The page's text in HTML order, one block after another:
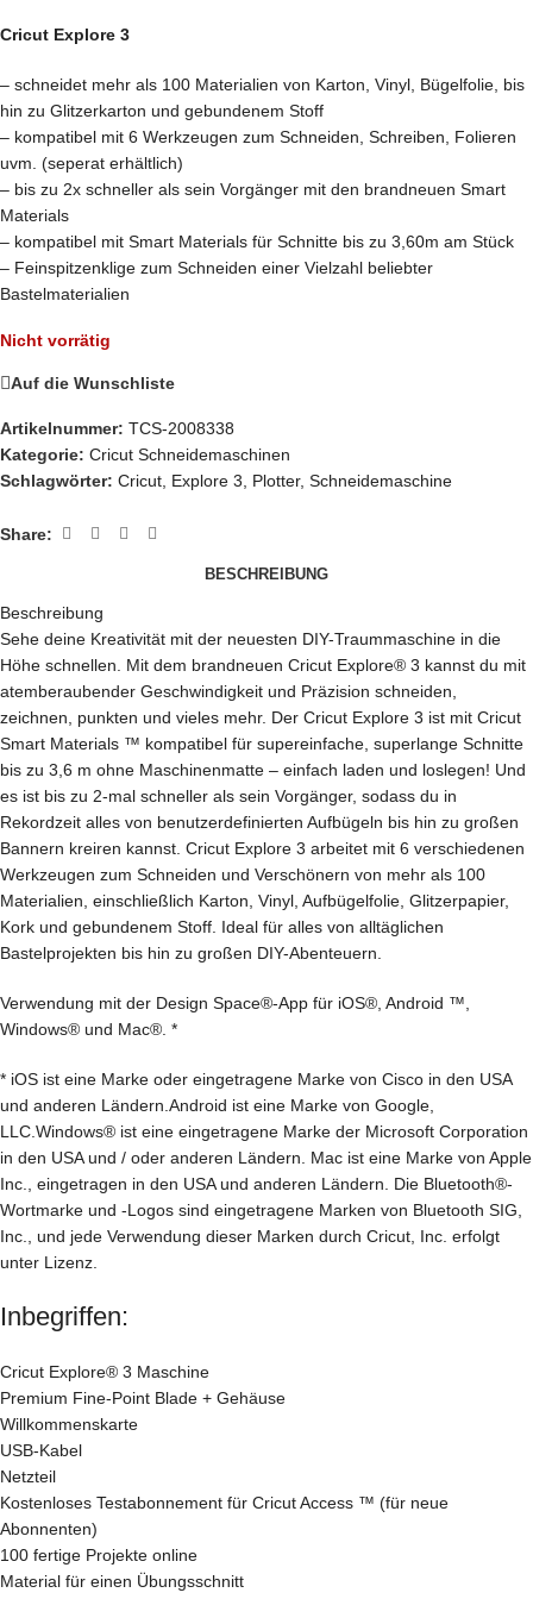
Cricut Explore 3
– schneidet mehr als 100 Materialien von Karton, Vinyl, Bügelfolie, bis
hin zu Glitzerkarton und gebundenem Stoff
– kompatibel mit 6 Werkzeugen zum Schneiden, Schreiben, Folieren
uvm. (seperat erhältlich)
– bis zu 2x schneller als sein Vorgänger mit den brandneuen Smart
Materials
– kompatibel mit Smart Materials für Schnitte bis zu 3,60m am Stück
– Feinspitzenklige zum Schneiden einer Vielzahl beliebter
Bastelmaterialien
Nicht vorrätig
Auf die Wunschliste
Artikelnummer: TCS-2008338
Kategorie: Cricut Schneidemaschinen
Schlagwörter: Cricut Explore 3 Plotter, Schneidemaschine
Share:
BESCHREIBUNG
Beschreibung
Sehe deine Kreativität mit der neuesten DIY-Traummaschine in die
Höhe schnellen. Mit dem brandneuen Cricut Explore® 3 kannst du mit
atemberaubender Geschwindigkeit und Präzision schneiden,
zeichnen, punkten und vieles mehr. Der Cricut Explore 3 ist mit Cricut
Smart Materials ™ kompatibel für supereinfache, superlange Schnitte
bis zu 3,6 m ohne Maschinenmatte – einfach laden und loslegen! Und
es ist bis zu 2-mal schneller als sein Vorgänger, sodass du in
Rekordzeit alles von benutzerdefinierten Aufbügeln bis hin zu großen
Bannern kreiren kannst. Cricut Explore 3 arbeitet mit 6 verschiedenen
Werkzeugen zum Schneiden und Verschönern von mehr als 100
Materialien, einschließlich Karton, Vinyl, Aufbügelfolie, Glitzerpapier,
Kork und gebundenem Stoff. Ideal für alles von alltäglichen
Bastelprojekten bis hin zu großen DIY-Abenteuern.
Verwendung mit der Design Space®-App für iOS®, Android ™,
Windows® und Mac®. *
* iOS ist eine Marke oder eingetragene Marke von Cisco in den USA
und anderen Ländern.Android ist eine Marke von Google,
LLC.Windows® ist eine eingetragene Marke der Microsoft Corporation
in den USA und / oder anderen Ländern. Mac ist eine Marke von Apple
Inc., eingetragen in den USA und anderen Ländern. Die Bluetooth®-
Wortmarke und -Logos sind eingetragene Marken von Bluetooth SIG,
Inc., und jede Verwendung dieser Marken durch Cricut, Inc. erfolgt
unter Lizenz.
Inbegriffen:
Cricut Explore® 3 Maschine
Premium Fine-Point Blade + Gehäuse
Willkommenskarte
USB-Kabel
Netzteil
Kostenloses Testabonnement für Cricut Access ™ (für neue
Abonnenten)
100 fertige Projekte online
Material für einen Übungsschnitt